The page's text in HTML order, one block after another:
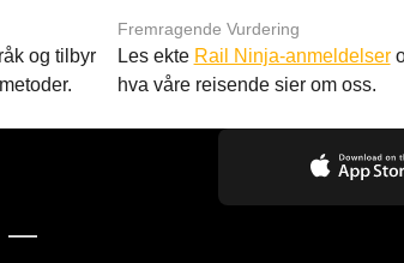
og tilbyr
Fremragende Vurdering
Les ekte Rail Ninja-anmeldelser
hva våre reisende sier om oss.
—